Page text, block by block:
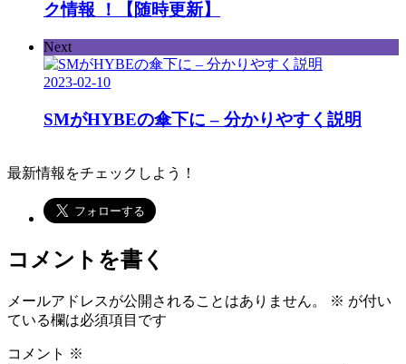
ク情報 ！【随時更新】
Next
2023-02-10
SMがHYBEの傘下に – 分かりやすく説明
最新情報をチェックしよう！
コメントを書く
メールアドレスが公開されることはありません。 ※ が付い
ている欄は必須項目です
コメント ※